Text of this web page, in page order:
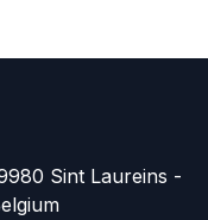
Sint Laureins -